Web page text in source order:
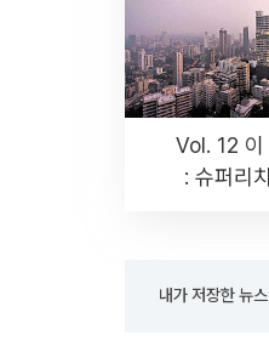
Vol. 12 이
: 슈퍼리
내가 저장한 뉴스